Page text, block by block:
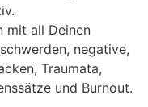
mit all Deinen
negative,
Traumata,
und Burnout.